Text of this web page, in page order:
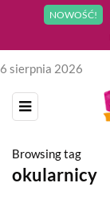
NOWOŚĆ!
6 sierpnia 2026
Browsing tag
okularnicy